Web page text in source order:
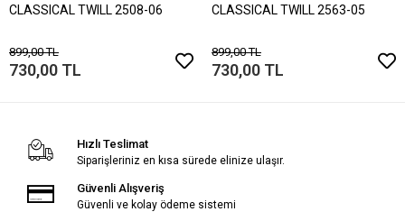
CLASSICAL TWILL 2508-06
899,00 TL
730,00 TL
CLASSICAL TWILL 2563-05
899,00 TL
730,00 TL
Hızlı Teslimat
Siparişleriniz en kısa sürede elinize ulaşır.
Güvenli Alışveriş
Güvenli ve kolay ödeme sistemi